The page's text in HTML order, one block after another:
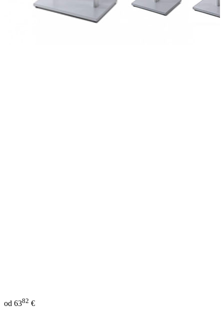
od 6382 €